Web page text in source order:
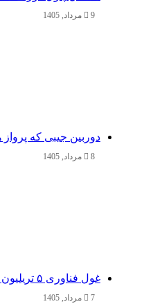
9 مرداد, 1405
دوربین جیبی که
8 مرداد, 1405
غول فناوری ۵ تریلیون دلاری شد: رکورد شکنی اپل
7 مرداد, 1405